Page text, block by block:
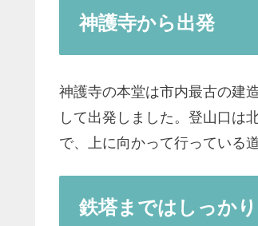
神護寺から出発
神護寺の本堂は市内最古の建
して出発しました。登山口は
で、上に向かって行っている
鉄塔まではしっか